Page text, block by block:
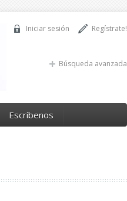
Regístrate!
Iniciar sesión
Búsqueda avanzada
Escríbenos